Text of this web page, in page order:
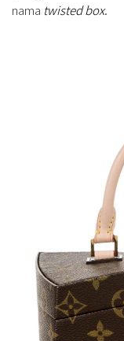
nama twisted box.